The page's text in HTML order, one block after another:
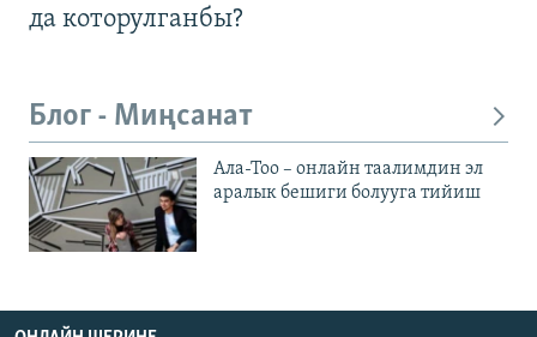
да которулганбы?
Блог - Миңсанат
Ала-Тоо – онлайн таалимдин эл
аралык бешиги болууга тийиш